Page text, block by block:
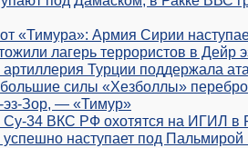
«Тимура»: Армия Сирии
лагерь террористов в Дейр
Турции поддержала
большие силы «Хезболлы»
Зор, — «Тимур»
Су-34 ВКС РФ охотятся на ИГИЛ в
наступает под Пальмирой